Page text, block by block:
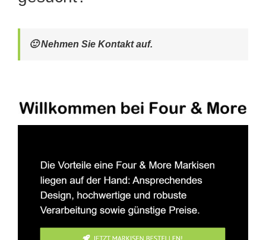
🙂 Nehmen Sie Kontakt auf.